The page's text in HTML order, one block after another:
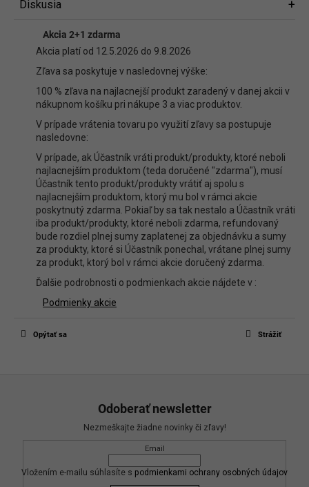
Akcia 2+1 zdarma
Akcia platí od 12.5.2026 do 9.8.2026
Zľava sa poskytuje v nasledovnej výške:
100 % zľava na najlacnejší produkt zaradený v danej akcii v
nákupnom košíku pri nákupe 3 a viac produktov.
V prípade vrátenia tovaru po využití zľavy sa postupuje
nasledovne:
V prípade, ak Účastník vráti produkt/produkty, ktoré neboli
najlacnejším produktom (teda doručené "zdarma"), musí
Účastník tento produkt/produkty vrátiť aj spolu s
najlacnejším produktom, ktorý mu bol v rámci akcie
poskytnutý zdarma. Pokiaľ by sa tak nestalo a Účastník vráti
iba produkt/produkty, ktoré neboli zdarma, refundovaný
bude rozdiel plnej sumy zaplatenej za objednávku a sumy
za produkty, ktoré si Účastník ponechal, vrátane plnej sumy
za produkt, ktorý bol v rámci akcie doručený zdarma.
Ďalšie podrobnosti o podmienkach akcie nájdete v :
Podmienky akcie
Opýtať sa Strážiť
Diskusia
Diskusia
Buďte prvý, kto napíše príspevok k tejto položke.
Len registrovaní používatelia môžu pridávať príspevky. Prosím
alebo sazaregistrujte.
Odoberať newsletter
Nezmeškajte žiadne novinky či zľavy!
Email
Vložením e-mailu súhlasíte s podmienkami ochrany osobných údajov